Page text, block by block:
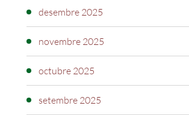
desembre 2025
novembre 2025
octubre 2025
setembre 2025